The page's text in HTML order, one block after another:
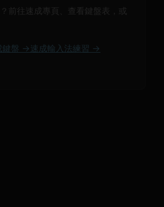
前往速成專頁、查看鍵盤表，或
鍵盤 → 速成輸入法練習 →